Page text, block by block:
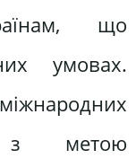
що
умовах.
з метою